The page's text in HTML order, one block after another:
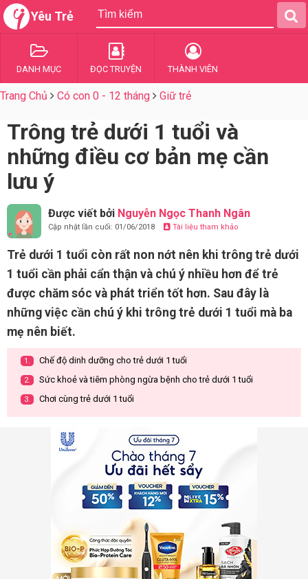
Yêu Trẻ
DANH MỤC ĐỌC TRUYỆN THÀNH VIÊN
Trang Chủ Có con 0 - 12 tháng Giữ trẻ
Trông trẻ dưới 1 tuổi và
những điều cơ bản mẹ cần
lưu ý
Được viết bởi Nguyễn Ngọc Thanh Ngân
Cập nhật lần cuối: 01/06/2018 Tài liệu tham khảo
Trẻ dưới 1 tuổi còn rất non nớt nên khi trông trẻ dưới
1 tuổi cần phải cẩn thận và chú ý nhiều hơn để trẻ
được chăm sóc và phát triển tốt hơn. Sau đây là
những việc cần chú ý khi trông trẻ dưới 1 tuổi mà ba
mẹ nên biết.
1. Chế độ dinh dưỡng cho trẻ dưới 1 tuổi
2. Sức khoẻ và tiêm phòng ngừa bệnh cho trẻ dưới 1 tuổi
3. Chơi cùng trẻ dưới 1 tuổi